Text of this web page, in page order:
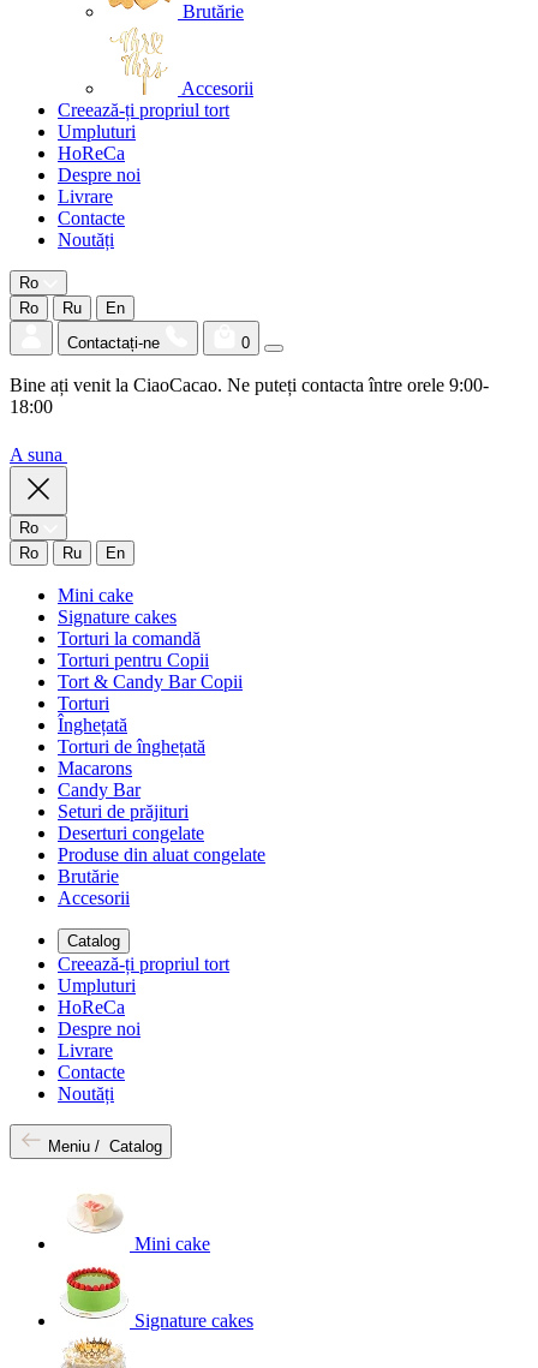
Brutărie
Accesorii
Creează-ți propriul tort
Umpluturi
HoReCa
Despre noi
Livrare
Contacte
Noutăți
Ro
Ro
Ru
En
Contactați-ne
0
Bine ați venit la CiaoCacao. Ne puteți contacta între orele 9:00-
18:00
A suna
Ro
Ro
Ru En
Mini cake
Signature cakes
Torturi la comandă
Torturi pentru Copii
Tort & Candy Bar Copii
Torturi
Înghețată
Torturi de înghețată
Macarons
Candy Bar
Seturi de prăjituri
Deserturi congelate
Produse din aluat congelate
Brutărie
Accesorii
Catalog
Creează-ți propriul tort
Umpluturi
HoReCa
Despre noi
Livrare
Contacte
Noutăți
Meniu / Catalog
Mini cake
Signature cakes